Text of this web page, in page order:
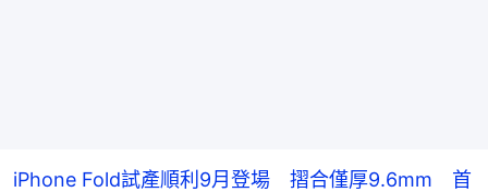
iPhone Fold試產順利9月登場 摺合僅厚9.6mm 首